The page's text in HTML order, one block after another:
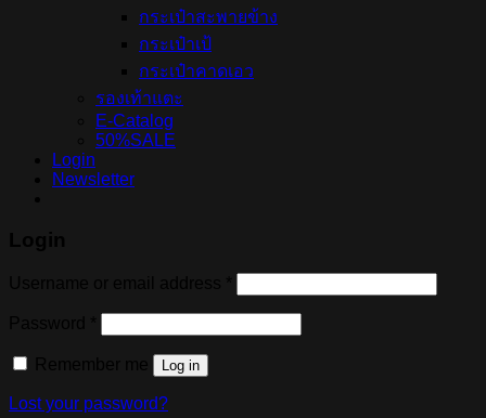
กระเป๋าสะพายข้าง
กระเป๋าเป้
กระเป๋าคาดเอว
รองเท้าแตะ
E-Catalog
50%SALE
Login
Newsletter
Log in
Lost your password?